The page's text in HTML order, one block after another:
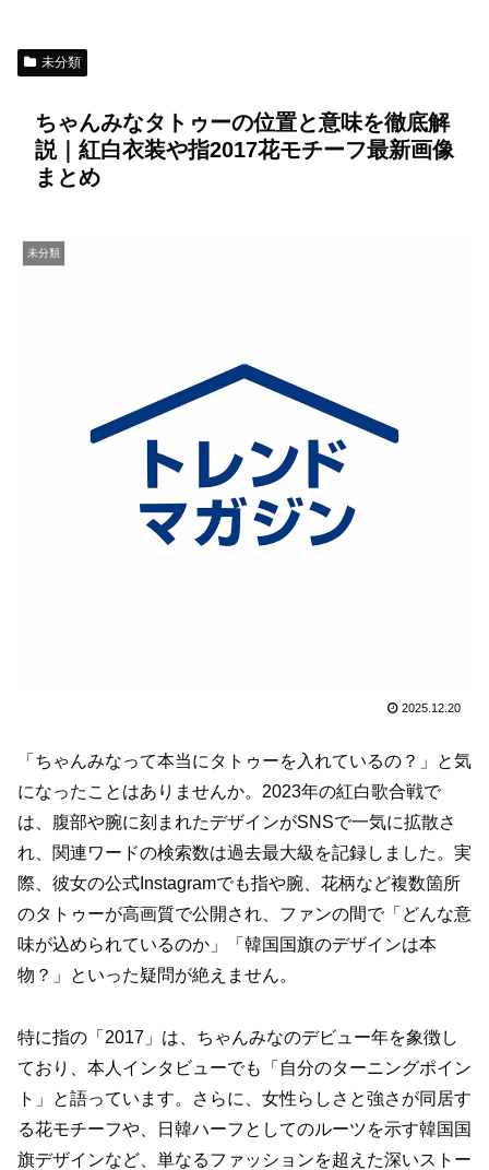
未分類
ちゃんみなタトゥーの位置と意味を徹底解
説｜紅白衣装や指2017花モチーフ最新画像
まとめ
未分類
2025.12.20
「ちゃんみなって本当にタトゥーを入れているの？」と気
になったことはありませんか。2023年の紅白歌合戦で
は、腹部や腕に刻まれたデザインがSNSで一気に拡散さ
れ、関連ワードの検索数は過去最大級を記録しました。実
際、彼女の公式Instagramでも指や腕、花柄など複数箇所
のタトゥーが高画質で公開され、ファンの間で「どんな意
味が込められているのか」「韓国国旗のデザインは本
物？」といった疑問が絶えません。
特に指の「2017」は、ちゃんみなのデビュー年を象徴し
ており、本人インタビューでも「自分のターニングポイン
ト」と語っています。さらに、女性らしさと強さが同居す
る花モチーフや、日韓ハーフとしてのルーツを示す韓国国
旗デザインなど、単なるファッションを超えた深いストー